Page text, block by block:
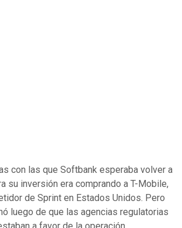
con las que Softbank esperaba volver a
su inversión era comprando a T-Mobile,
de Sprint en Estados Unidos. Pero
luego de que las agencias regulatorias